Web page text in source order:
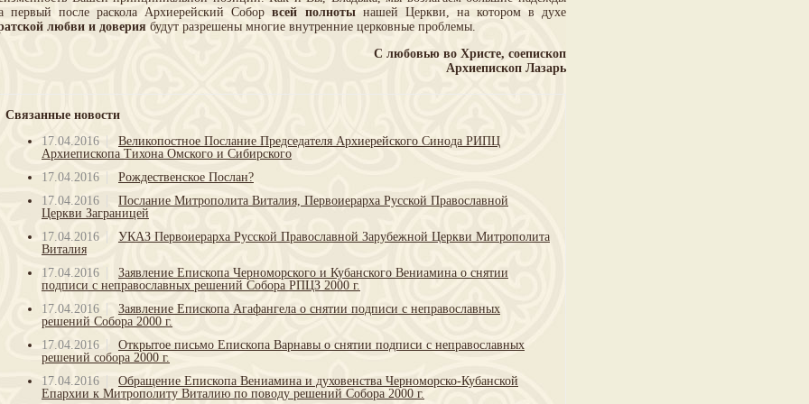
первый после раскола Архиерейский Соборвсей полнотынашей Церкви, на котором в духе
любви и доверия будут разрешены многие внутренние церковные проблемы.
С любовью во Христе, соепископ
Архиепископ Лазарь
Связанные новости
17.04.2016
Великопостное Послание Председателя Архиерейского Синода РИПЦ
Архиепископа Тихона Омского и Сибирского
17.04.2016
Рождественское Послан?
17.04.2016
Послание Митрополита Виталия, Первоиерарха Русской Православной
Церкви Заграницей
17.04.2016
УКАЗ Первоиерарха Русской Православной Зарубежной Церкви Митрополита
Виталия
17.04.2016
Заявление Епископа Черноморского и Кубанского Вениамина о снятии
подписи с неправославных решений Собора РПЦЗ 2000 г.
17.04.2016
Заявление Епископа Агафангела о снятии подписи с неправославных
решений Собора 2000 г.
17.04.2016
Открытое письмо Епископа Варнавы о снятии подписи с неправославных
решений собора 2000 г.
17.04.2016
Обращение Епископа Вениамина и духовенства Черноморско-Кубанской
Епархии к Митрополиту Виталию по поводу решений Собора 2000 г.